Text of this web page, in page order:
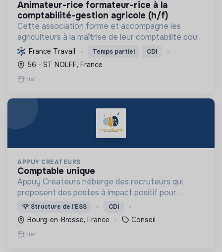
animateur-rice formateur-rice à la
comptabilité-gestion agricole (h/f)
Cette association forme et accompagne les
agriculteurs à la maîtrise de leur comptabilité pour
une gestion autonome et durable de leur
exploitation, favorisant l'échange et la transition
agroécologiqu...
France Travail Temps partiel CDI
56 - ST NOLFF, France
Hier
APPUY CREATEURS
comptable unique
Appuy Createurs héberge des recruteurs qui
proposent des postes à impact positif pour
différentes structures.
💡 Structure de l’ESS CDI
Bourg-en-Bresse, France Conseil
Hier